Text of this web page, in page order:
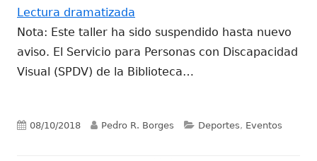
Lectura dramatizada
Nota: Este taller ha sido suspendido hasta nuevo
aviso. El Servicio para Personas con Discapacidad
Visual (SPDV) de la Biblioteca…
Publicado
08/10/2018 Autor
Pedro R. Borges Categorías
Deportes, Eventos